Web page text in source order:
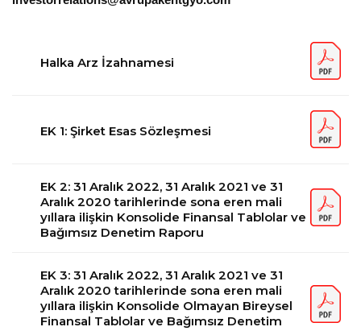
Halka Arz İzahnamesi
EK 1: Şirket Esas Sözleşmesi
EK 2: 31 Aralık 2022, 31 Aralık 2021 ve 31
Aralık 2020 tarihlerinde sona eren mali
yıllara ilişkin Konsolide Finansal Tablolar ve
Bağımsız Denetim Raporu
EK 3: 31 Aralık 2022, 31 Aralık 2021 ve 31
Aralık 2020 tarihlerinde sona eren mali
yıllara ilişkin Konsolide Olmayan Bireysel
Finansal Tablolar ve Bağımsız Denetim